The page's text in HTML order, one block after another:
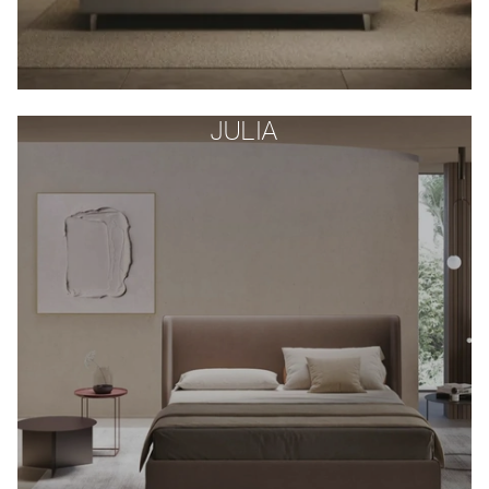
JULIA